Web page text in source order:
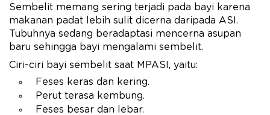
Sembelit memang sering terjadi pada bayi karena
makanan padat lebih sulit dicerna daripada ASI.
Tubuhnya sedang beradaptasi mencerna asupan
baru sehingga bayi mengalami sembelit.
Ciri-ciri bayi sembelit saat MPASI, yaitu:
Feses keras dan kering.
Perut terasa kembung.
Feses besar dan lebar.